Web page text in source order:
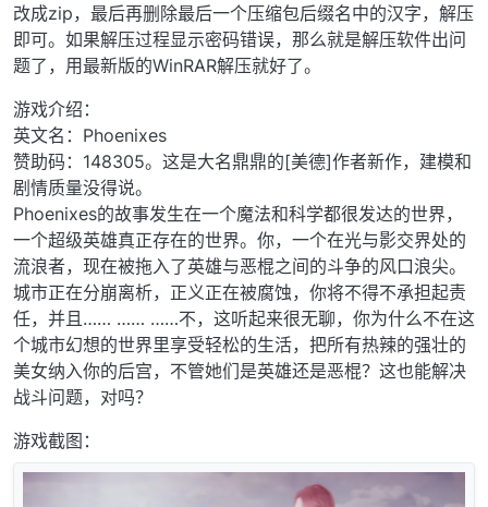
改成zip，最后再删除最后一个压缩包后缀名中的汉字，解压
即可。如果解压过程显示密码错误，那么就是解压软件出问
题了，用最新版的WinRAR解压就好了。
游戏介绍：
英文名：Phoenixes
赞助码：148305。这是大名鼎鼎的[美德]作者新作，建模和
剧情质量没得说。
Phoenixes的故事发生在一个魔法和科学都很发达的世界，
一个超级英雄真正存在的世界。你，一个在光与影交界处的
流浪者，现在被拖入了英雄与恶棍之间的斗争的风口浪尖。
城市正在分崩离析，正义正在被腐蚀，你将不得不承担起责
任，并且…… …… ……不，这听起来很无聊，你为什么不在这
个城市幻想的世界里享受轻松的生活，把所有热辣的强壮的
美女纳入你的后宫，不管她们是英雄还是恶棍？这也能解决
战斗问题，对吗？
游戏截图：